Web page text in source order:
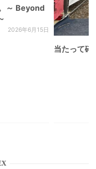
～ Beyond
2026年6月15日
当たって砕